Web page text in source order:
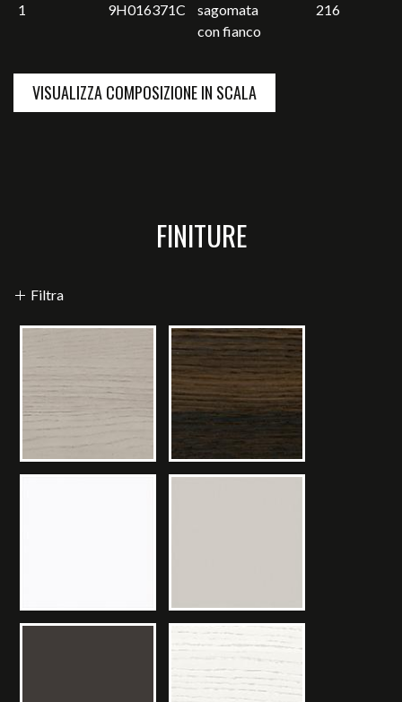
1 9H016371C
sagomata
con fianco
216
VISUALIZZA COMPOSIZIONE IN SCALA
FINITURE
Filtra